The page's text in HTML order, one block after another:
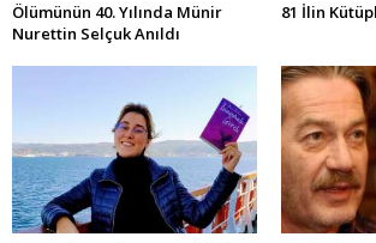
Ölümünün 40. Yılında Münir
Nurettin Selçuk Anıldı
81 İlin